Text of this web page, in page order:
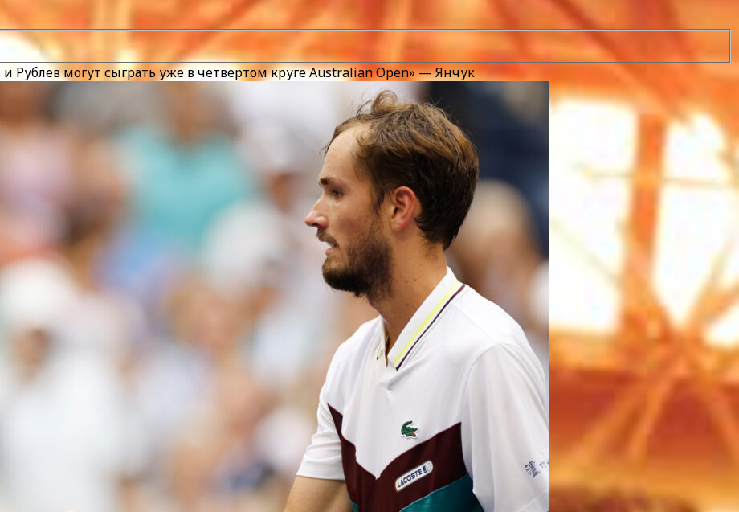
и Рублев могут сыграть уже в четвертом круге Australian Open» — Янчук